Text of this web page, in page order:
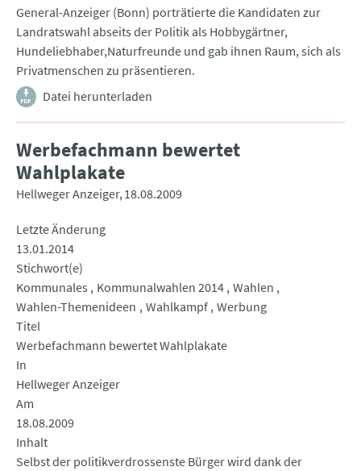
General-Anzeiger (Bonn) porträtierte die Kandidaten zur
Landratswahl abseits der Politik als Hobbygärtner,
Hundeliebhaber,Naturfreunde und gab ihnen Raum, sich als
Privatmenschen zu präsentieren.
Datei herunterladen
Werbefachmann bewertet
Wahlplakate
Hellweger Anzeiger 18.08.2009
Letzte Änderung
13.01.2014
Stichwort(e)
Kommunales
Kommunalwahlen 2014 Wahlen
Wahlen-Themenideen
Wahlkampf Werbung
Titel
Werbefachmann bewertet Wahlplakate
In
Hellweger Anzeiger
Am
18.08.2009
Inhalt
Selbst der politikverdrossenste Bürger wird dank der